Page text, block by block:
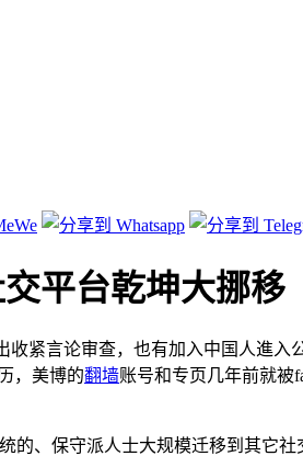
平台乾坤大挪移
收紧言论审查，也有加入中国人進
，美博的翻墙账号和专页几年前就被
、保守派人士大规模迁移到其它